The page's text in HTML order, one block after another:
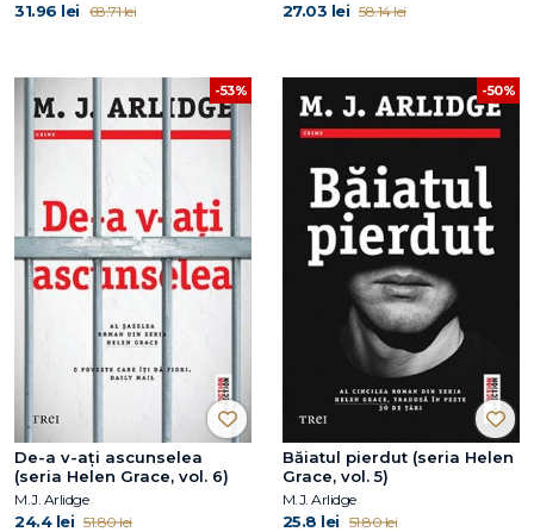
31.96 lei 68.71 lei 27.03 lei 58.14 lei
-53%
De-a v-ați ascunselea
(seria Helen Grace, vol. 6)
M.J. Arlidge
24.4 lei 51.80 lei
-50%
Băiatul pierdut (seria Helen
Grace, vol. 5)
M.J. Arlidge
25.8 lei 51.80 lei